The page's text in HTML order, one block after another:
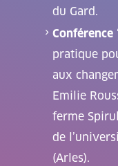
du Gard.
Conférence
pratique
aux
Emilie
ferme
de
(Arles).